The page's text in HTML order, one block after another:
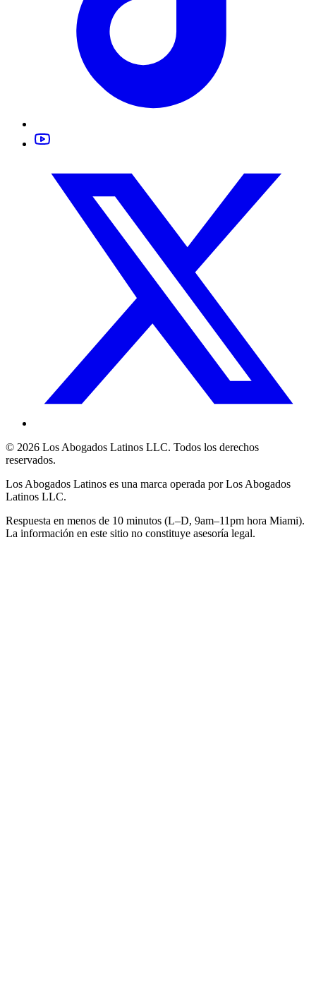
© 2026 Los Abogados Latinos LLC. Todos los derechos
reservados.
Los Abogados Latinos es una marca operada porLos Abogados
Latinos LLC.
Respuesta en menos de 10 minutos (L–D, 9am–11pm hora Miami).
La información en este sitio no constituye asesoría legal.